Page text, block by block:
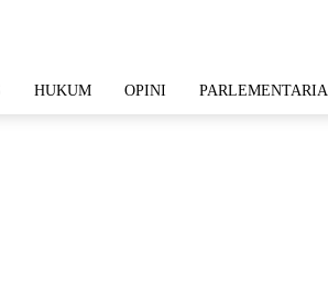
HUKUM OPINI PARLEMENTARIA